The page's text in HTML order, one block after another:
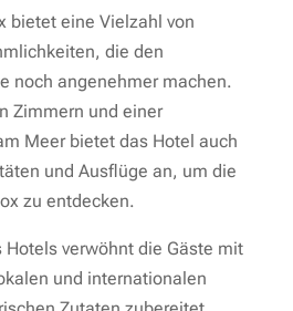
bietet eine Vielzahl von
die den
noch angenehmer machen.
Zimmern und einer
Meer bietet das Hotel auch
und Ausflüge an, um die
zu entdecken.
Hotels verwöhnt die Gäste mit
und internationalen